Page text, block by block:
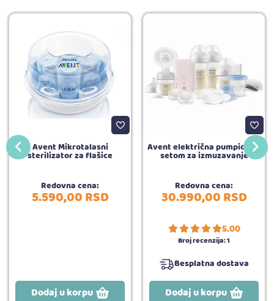
Avent Mikrotalasni
sterilizator za flašice
Redovna cena:
5.590,00RSD
Dodaj u korpu
Avent električna pumpica sa
setom za izmuzavanje
Redovna cena:
30.990,00RSD
5.00
Broj recenzija:1
Besplatna dostava
Dodaj u korpu